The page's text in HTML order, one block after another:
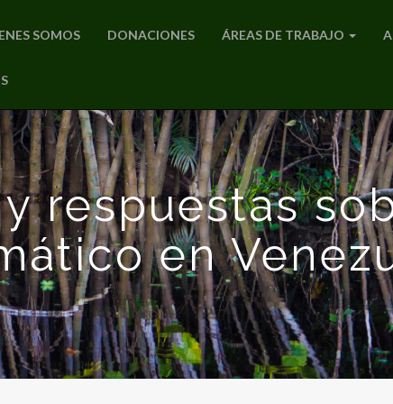
SOMOS DONACIONES ÁREAS DE TRABAJO
respuestas
en